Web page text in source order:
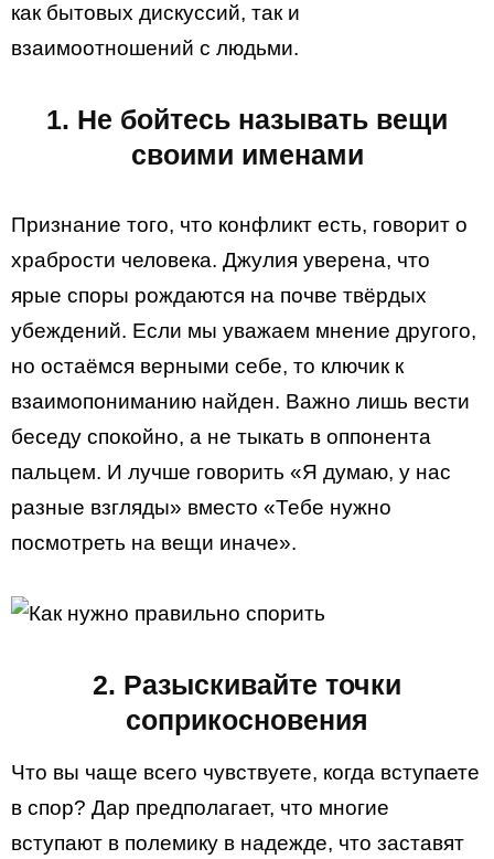
как бытовых дискуссий, так и
взаимоотношений с людьми.
1. Не бойтесь называть вещи
своими именами
Признание того, что конфликт есть, говорит о
храбрости человека. Джулия уверена, что
ярые споры рождаются на почве твёрдых
убеждений. Если мы уважаем мнение другого,
но остаёмся верными себе, то ключик к
взаимопониманию найден. Важно лишь вести
беседу спокойно, а не тыкать в оппонента
пальцем. И лучше говорить «Я думаю, у нас
разные взгляды» вместо «Тебе нужно
посмотреть на вещи иначе».
2. Разыскивайте точки
соприкосновения
Что вы чаще всего чувствуете, когда вступаете
в спор? Дар предполагает, что многие
вступают в полемику в надежде, что заставят